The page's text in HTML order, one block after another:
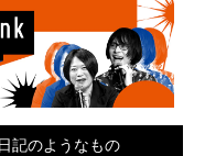
記のようなもの